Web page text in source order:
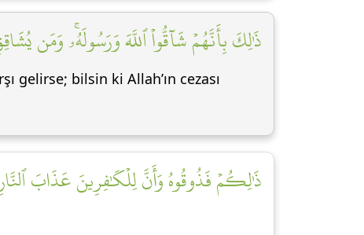
ذَٰلِكَ بِأَنَّهُمۡ شَآقُّواْ ٱللَّهَ وَرَسُولَهُۥۚ وَمَن
gelirse; bilsin ki Allah’ın cezası
ذَٰلِكُمۡ فَذُوقُوهُ وَأَنَّ لِلۡكَٰفِرِينَ عَذَابَ ٱلنَّارِ